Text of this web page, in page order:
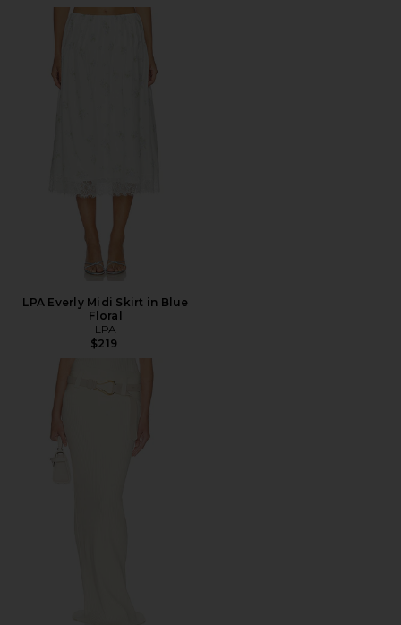
LPA Everly Midi Skirt in Blue
Floral
LPA
$219